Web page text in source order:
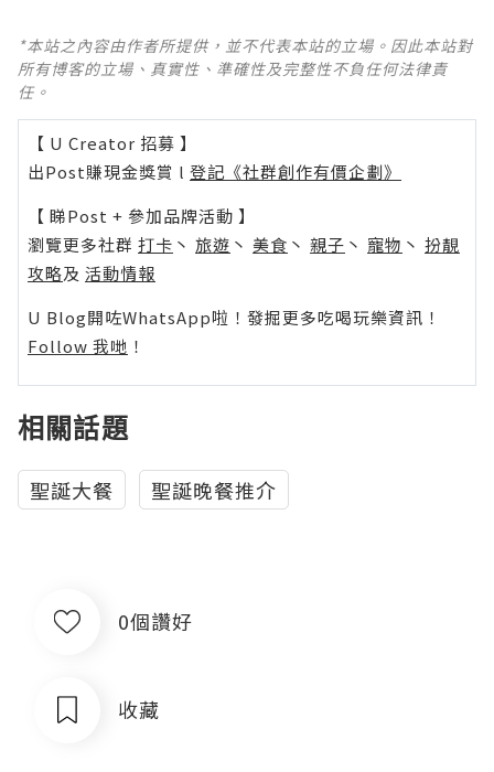
*本站之內容由作者所提供，並不代表本站的立場。因此本站對
所有博客的立場、真實性、準確性及完整性不負任何法律責
任。
【 U Creator 招募 】
出Post賺現金獎賞 l 登記《社群創作有價企劃》
【 睇Post + 參加品牌活動 】
瀏覽更多社群 打卡 丶 旅遊 丶 美食 丶 親子 丶 寵物 丶 扮靚
攻略及 活動情報
U Blog開咗WhatsApp啦！發掘更多吃喝玩樂資訊！
Follow 我哋 ！
相關話題
聖誕大餐 聖誕晚餐推介
0個讚好
收藏